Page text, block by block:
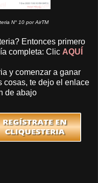
N° 10 por AirTM
Entonces primero
completa: Clic AQUÍ
y comenzar a ganar
cosas, te dejo el enlace
de abajo